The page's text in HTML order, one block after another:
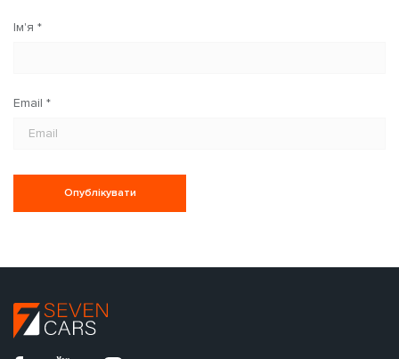
Ім'я *
Email *
Опублікувати